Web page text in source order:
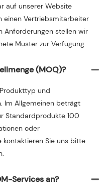
auf unserer Website
einen Vertriebsmitarbeiter
Anforderungen stellen wir
Muster zur Verfügung.
(MOQ)?
und
Im Allgemeinen beträgt
Standardprodukte 100
oder
kontaktieren Sie uns bitte
Services an?